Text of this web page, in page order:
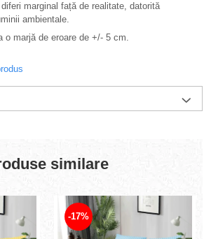
marginal față de realitate, datorită
ambientale.
o marjă de eroare de +/- 5 cm.
similare
-17%